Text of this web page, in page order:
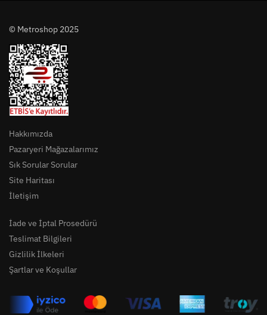
© Metroshop 2025
Hakkımızda
Pazaryeri Mağazalarımız
Sık Sorular Sorular
Site Haritası
İletişim
İade ve İptal Prosedürü
Teslimat Bilgileri
Gizlilik İlkeleri
Şartlar ve Koşullar